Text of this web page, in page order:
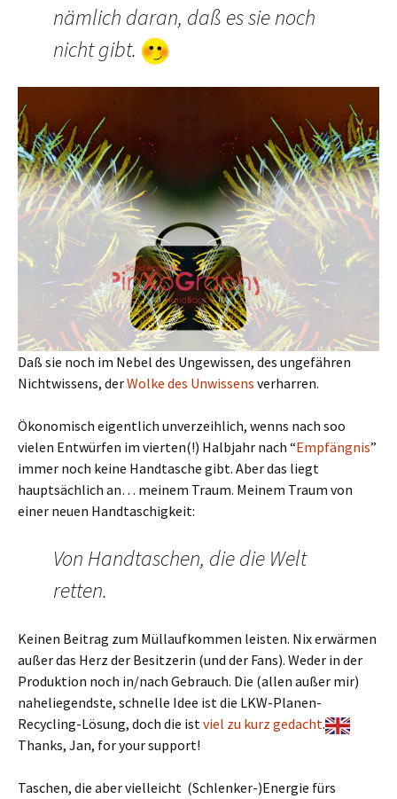
nämlich daran, daß es sie noch
nicht gibt.
Daß sie noch im Nebel des Ungewissen, des ungefähren
Nichtwissens, derWolke des Unwissens verharren.
Ökonomisch eigentlich unverzeihlich, wenns nach soo
vielen Entwürfen im vierten(!) Halbjahr nach “Empfängnis”
immer noch keine Handtasche gibt. Aber das liegt
hauptsächlich an… meinem Traum. Meinem Traum von
einer neuen Handtaschigkeit:
Von Handtaschen, die die Welt
retten.
Keinen Beitrag zum Müllaufkommen leisten. Nix erwärmen
außer das Herz der Besitzerin (und der Fans). Weder in der
Produktion noch in/nach Gebrauch. Die (allen außer mir)
naheliegendste, schnelle Idee ist die LKW-Planen-
Recycling-Lösung, doch die istviel zu kurz gedacht.
Thanks, Jan, for your support!
Taschen, die aber vielleicht (Schlenker-)Energie fürs